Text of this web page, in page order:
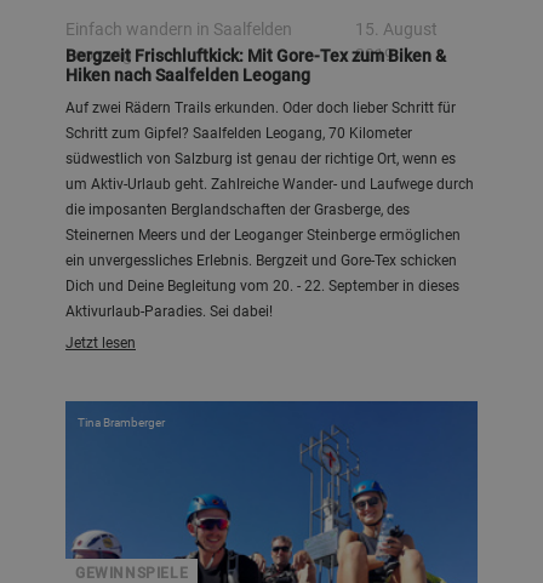
Einfach wandern in Saalfelden
Leogang
15. August
2019
Bergzeit Frischluftkick: Mit Gore-Tex zum Biken &
Hiken nach Saalfelden Leogang
Auf zwei Rädern Trails erkunden. Oder doch lieber Schritt für
Schritt zum Gipfel? Saalfelden Leogang, 70 Kilometer
südwestlich von Salzburg ist genau der richtige Ort, wenn es
um Aktiv-Urlaub geht. Zahlreiche Wander- und Laufwege durch
die imposanten Berglandschaften der Grasberge, des
Steinernen Meers und der Leoganger Steinberge ermöglichen
ein unvergessliches Erlebnis. Bergzeit und Gore-Tex schicken
Dich und Deine Begleitung vom 20. - 22. September in dieses
Aktivurlaub-Paradies. Sei dabei!
Jetzt lesen
GEWINNSPIELE
Tina Bramberger